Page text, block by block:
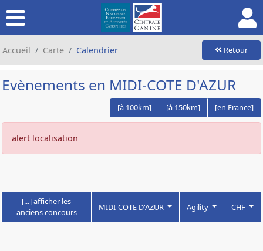
Accueil Carte Calendrier Retour
Evènements en MIDI-COTE D'AZUR
[à 100km] [à 150km] [en France]
alert localisation
[...] afficher les
anciens concours
MIDI-COTE D'AZUR Agility CHF